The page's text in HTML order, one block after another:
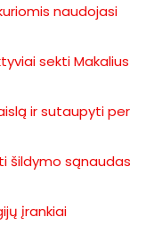
naudojasi
sekti Makalius
ir sutaupyti per
šildymo sąnaudas
įrankiai